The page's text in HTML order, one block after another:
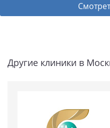
Другие клиники в